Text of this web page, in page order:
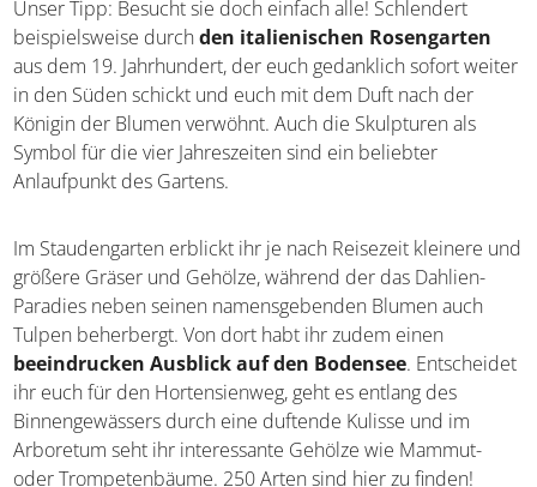
Die zahlreichen Grünanlagen von Mainau lassen die Qual
der Wahl, wo ein Spaziergang besonders schön sein
könnte. Unser Tipp: Besucht sie doch einfach alle!
Schlendert beispielsweise durchden italienischen
Rosengartenaus dem 19. Jahrhundert, der euch
gedanklich sofort weiter in den Süden schickt und euch
sind ein beliebter Anlaufpunkt des Gartens.
Im Staudengarten erblickt ihr je nach Reisezeit kleinere
und größere Gräser und Gehölze, während der das
Dahlien-Paradies neben seinen namensgebenden
Blumen auch Tulpen beherbergt. Von dort habt ihr
zudem einenbeeindrucken Ausblick auf den
Bodensee. Entscheidet ihr euch für den Hortensienweg,